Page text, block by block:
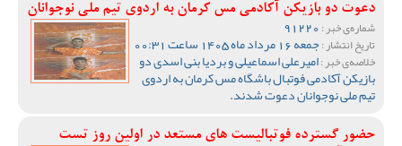
دعوت دو بازیکن آکادمی مس کرمان به اردوی تیم ملی نوجوانان
شماره‌ی خبر :
تاریخ انتشار :جمعه 16 مرداد ماه 1405 ساعت 00:31
خلاصه‌ی خبر :امیرعلی اسماعیلی و بردیا بنی اسدی دو
بازیکن آکادمی فوتبال باشگاه مس کرمان به اردوی
تیم ملی نوجوانان دعوت شدند.
حضور گسترده فوتبالیست های مستعد در اولین روز تست